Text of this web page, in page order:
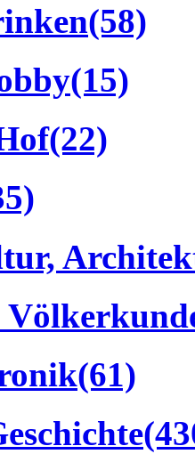
(58)
(15)
(22)
(61)